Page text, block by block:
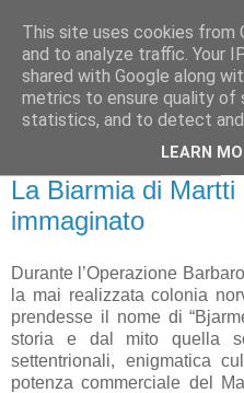
Gangleri - Il
Progetto
La Biarmia di
immaginato
Durante l’Operazione
la mai realizzata colonia
prendesse il nome di
storia e dal mito quella
settentrionali, enigmatica
potenza commerciale del
This site uses cookies from
and to analyze traffic. Your
shared with Google along
metrics to ensure quality of
statistics, and to detect and
LEARN